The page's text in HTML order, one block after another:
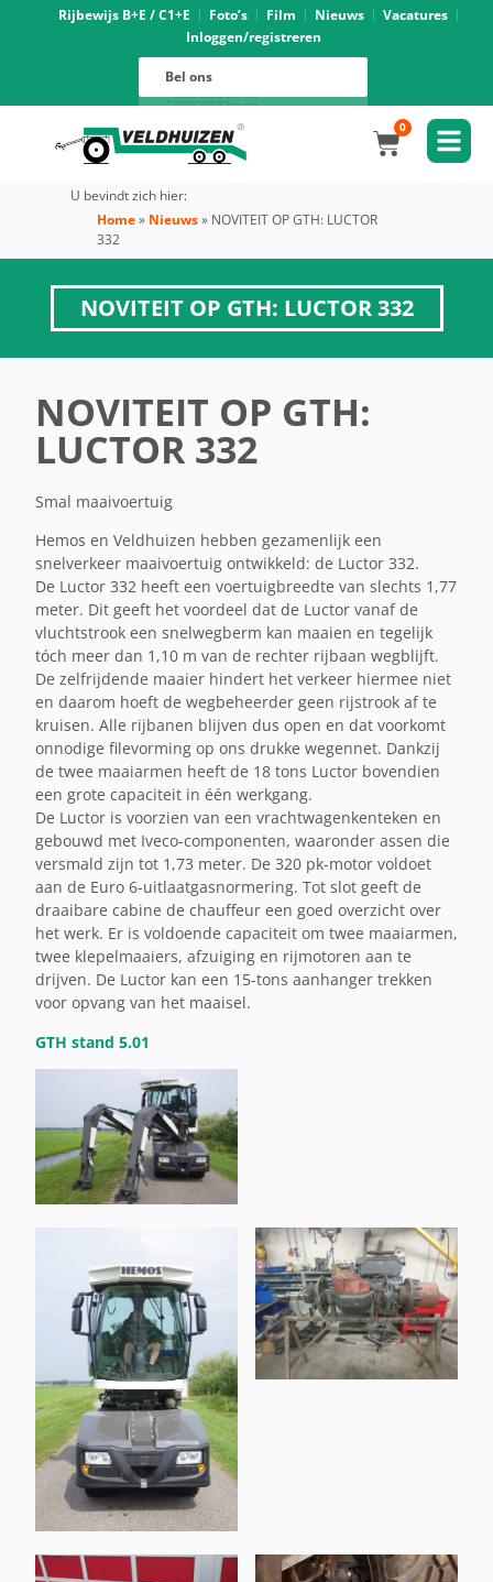
Rijbewijs B+E / C1+E Foto’s Film Nieuws
Vacatures
Inloggen/registreren
Bel ons
0
U bevindt zich hier:
Home» Nieuws» NOVITEIT OP GTH: LUCTOR
332
NOVITEIT OP GTH: LUCTOR 332
NOVITEIT OP GTH:
LUCTOR 332
Smal maaivoertuig
Hemos en Veldhuizen hebben gezamenlijk een
snelverkeer maaivoertuig ontwikkeld: de Luctor 332.
De Luctor 332 heeft een voertuigbreedte van slechts 1,77
meter. Dit geeft het voordeel dat de Luctor vanaf de
vluchtstrook een snelwegberm kan maaien en tegelijk
tóch meer dan 1,10 m van de rechter rijbaan wegblijft.
De zelfrijdende maaier hindert het verkeer hiermee niet
en daarom hoeft de wegbeheerder geen rijstrook af te
kruisen. Alle rijbanen blijven dus open en dat voorkomt
onnodige filevorming op ons drukke wegennet. Dankzij
de twee maaiarmen heeft de 18 tons Luctor bovendien
een grote capaciteit in één werkgang.
De Luctor is voorzien van een vrachtwagenkenteken en
gebouwd met Iveco-componenten, waaronder assen die
versmald zijn tot 1,73 meter. De 320 pk-motor voldoet
aan de Euro 6-uitlaatgasnormering. Tot slot geeft de
draaibare cabine de chauffeur een goed overzicht over
het werk. Er is voldoende capaciteit om twee maaiarmen,
twee klepelmaaiers, afzuiging en rijmotoren aan te
drijven. De Luctor kan een 15-tons aanhanger trekken
voor opvang van het maaisel.
GTH stand 5.01